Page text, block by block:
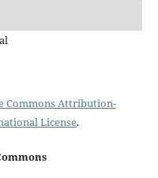
Commons Attribution-
License.